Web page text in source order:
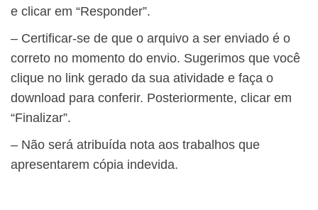
e clicar em “Responder”.
– Certificar-se de que o arquivo a ser enviado é o
correto no momento do envio. Sugerimos que você
clique no link gerado da sua atividade e faça o
download para conferir. Posteriormente, clicar em
“Finalizar”.
– Não será atribuída nota aos trabalhos que
apresentarem cópia indevida.